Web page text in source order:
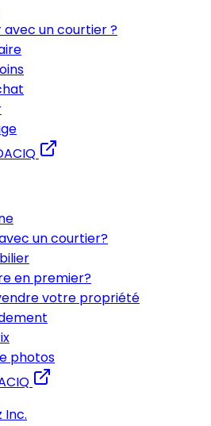
un courtier ?
un courtier?
en premier?
votre propriété
photos
Inc.